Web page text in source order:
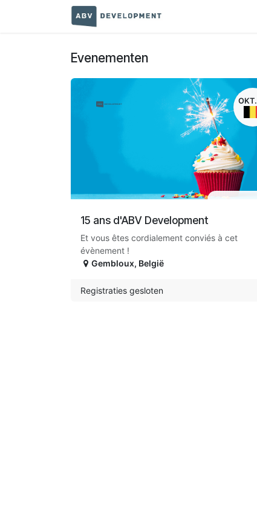
Overslaan naar inhoud
Evenementen
OKT.
15 ans d'ABV Development
Et vous êtes cordialement conviés à cet
évènement !
Gembloux, België
Registraties gesloten